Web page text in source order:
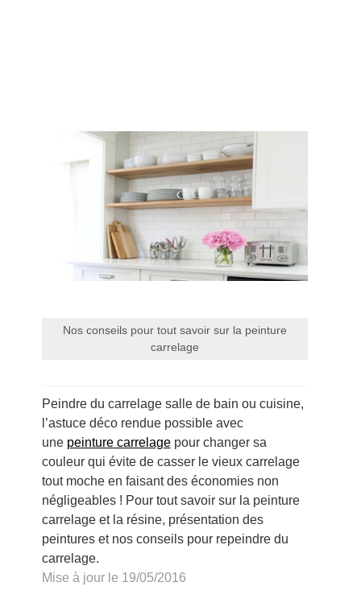
Nos conseils pour tout savoir sur la peinture
carrelage
Peindre du carrelage salle de bain ou cuisine,
l’astuce déco rendue possible avec
une peinture carrelagepour changer sa
couleur qui évite de casser le vieux carrelage
tout moche en faisant des économies non
négligeables ! Pour tout savoir sur la peinture
carrelage et la résine, présentation des
peintures et nos conseils pour repeindre du
carrelage.
Mise à jour le 19/05/2016